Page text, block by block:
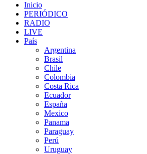
Inicio
PERIÓDICO
RADIO
LIVE
País
Argentina
Brasil
Chile
Colombia
Costa Rica
Ecuador
España
Mexico
Panama
Paraguay
Perú
Uruguay